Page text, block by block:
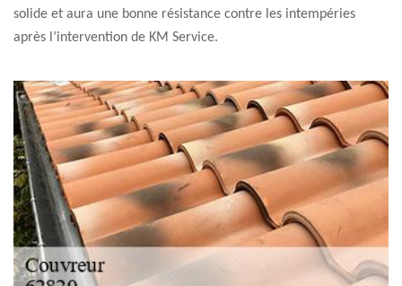
solide et aura une bonne résistance contre les intempéries
après l’intervention de KM Service.